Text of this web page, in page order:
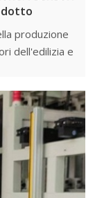
produzione
dell'edilizia e